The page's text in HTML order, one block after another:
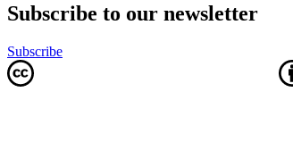
Subscribe to our newsletter
Subscribe